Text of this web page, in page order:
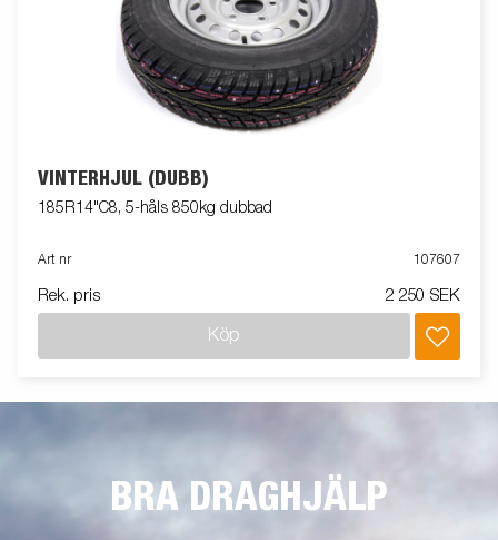
VINTERHJUL (DUBB)
185R14"C8, 5-håls 850kg dubbad
Art nr 107607
Rek. pris 2 250 SEK
Köp
BRA DRAGHJÄLP